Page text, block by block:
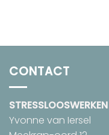
CONTACT
STRESSLOOSWERKEN
Yvonne van Iersel